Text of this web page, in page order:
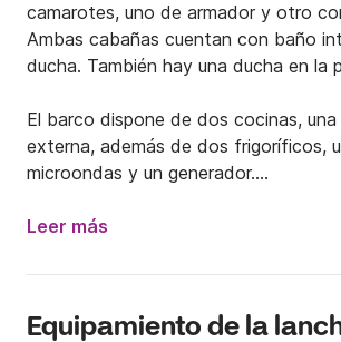
camarotes, uno de armador y otro
Ambas cabañas cuentan con baño
ducha. También hay una ducha en la
El barco dispone de dos cocinas,
externa, además de dos frigoríficos,
microondas y un generador.
A bordo se encuentra todo el
mapas náuticos, radio VHF.
También encontrará un sistema
Leer más
Equipamiento de la